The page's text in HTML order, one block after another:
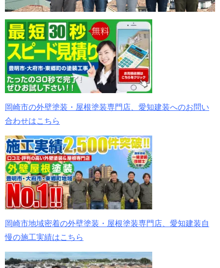
岡崎市の外壁塗装・屋根塗装専門店、愛知建装へのお問い
合わせはこちら
岡崎市地域密着の外壁塗装・屋根塗装専門店、愛知建装自
慢の施工実績はこちら